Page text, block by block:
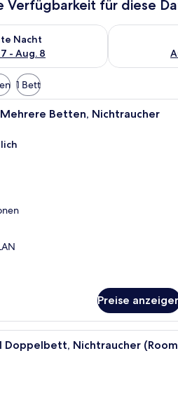
Verfügbarkeit für diese
Nacht
- Aug. 8
für heute Nacht, Aug. 7
Überprüfe
1 Bett
Ein Zimmer mit einem Bett,
Betten, Nichtraucher
Preise
Ein schmaler Flur, der zu
Doppelbett, Nichtraucher (Room